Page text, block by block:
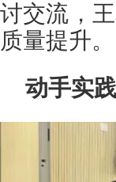
讨交流，
质量提升。
动手实